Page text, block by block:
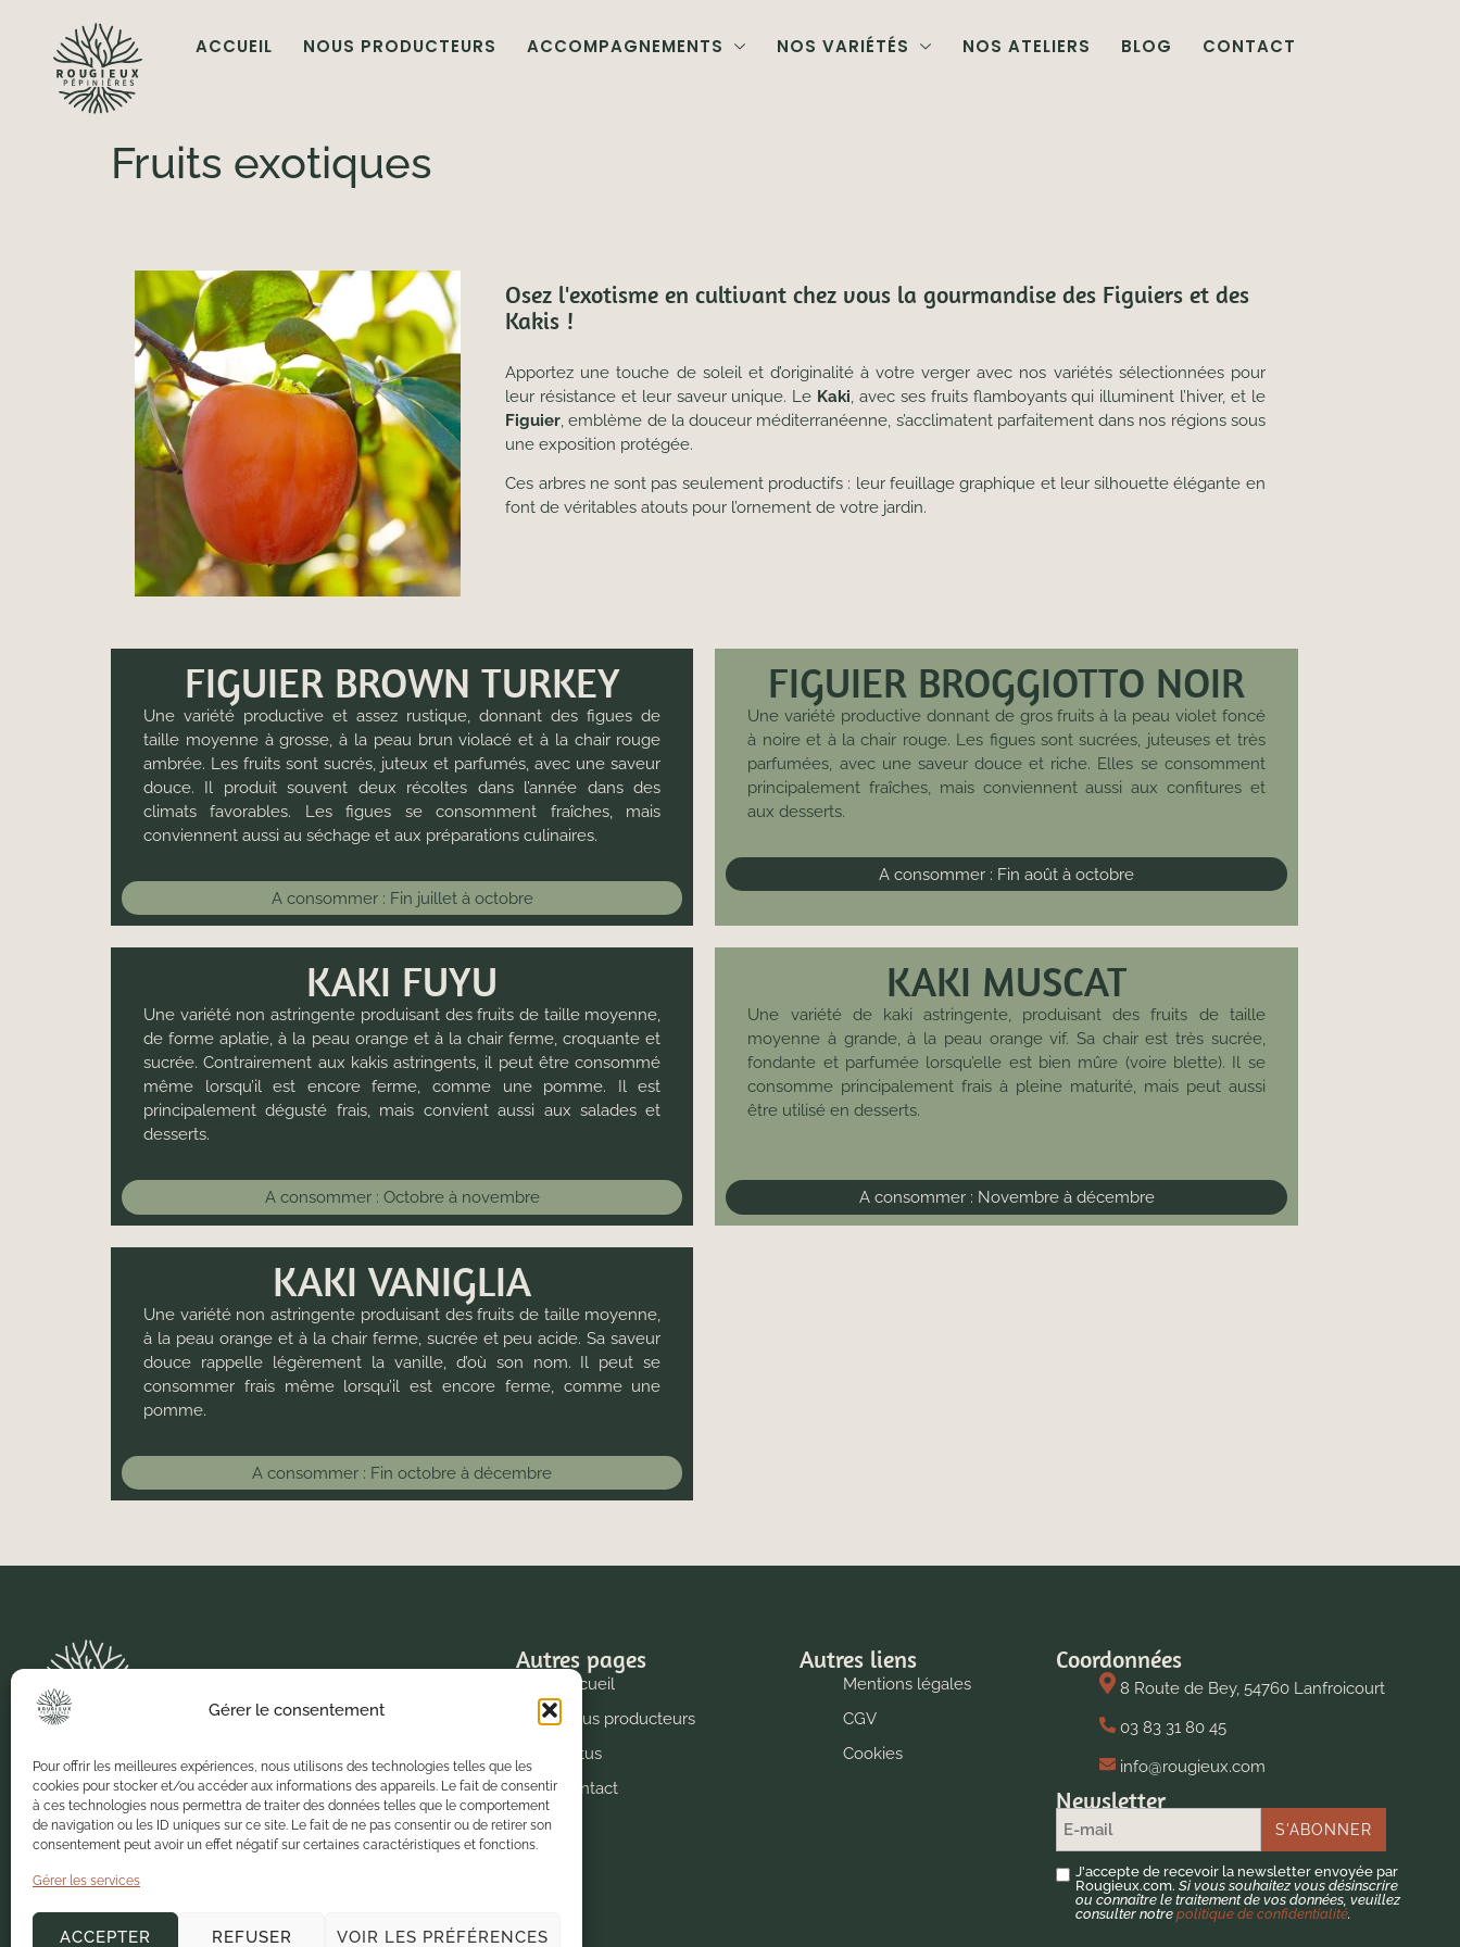
Gérer le consentement
Pour offrir les meilleures expériences, nous utilisons des technologies telles que les
cookies pour stocker et/ou accéder aux informations des appareils. Le fait de consentir
à ces technologies nous permettra de traiter des données telles que le comportement
de navigation ou les ID uniques sur ce site. Le fait de ne pas consentir ou de retirer son
consentement peut avoir un effet négatif sur certaines caractéristiques et fonctions.
Gérer les services
ACCEPTER REFUSER VOIR LES PRÉFÉRENCES
ACCUEIL NOUS PRODUCTEURS ACCOMPAGNEMENTS NOS VARIÉTÉS NOS ATELIERS BLOG CONTACT
Fruits exotiques
Osez l'exotisme en cultivant chez vous la gourmandise des Figuiers et des
Kakis !
Apportez une touche de soleil et d’originalité à votre verger avec nos variétés sélectionnées pour
leur résistance et leur saveur unique. Le Kaki, avec ses fruits flamboyants qui illuminent l’hiver, et le
Figuier, emblème de la douceur méditerranéenne, s’acclimatent parfaitement dans nos régions sous
une exposition protégée.
Ces arbres ne sont pas seulement productifs : leur feuillage graphique et leur silhouette élégante en
font de véritables atouts pour l’ornement de votre jardin.
FIGUIER BROWN TURKEY
Une variété productive et assez rustique, donnant des figues de
taille moyenne à grosse, à la peau brun violacé et à la chair rouge
ambrée. Les fruits sont sucrés, juteux et parfumés, avec une saveur
douce. Il produit souvent deux récoltes dans l’année dans des
climats favorables. Les figues se consomment fraîches, mais
conviennent aussi au séchage et aux préparations culinaires.
A consommer : Fin juillet à octobre
FIGUIER BROGGIOTTO NOIR
Une variété productive donnant de gros fruits à la peau violet foncé
à noire et à la chair rouge. Les figues sont sucrées, juteuses et très
parfumées, avec une saveur douce et riche. Elles se consomment
principalement fraîches, mais conviennent aussi aux confitures et
aux desserts.
A consommer : Fin août à octobre
KAKI FUYU
Une variété non astringente produisant des fruits de taille moyenne,
de forme aplatie, à la peau orange et à la chair ferme, croquante et
sucrée. Contrairement aux kakis astringents, il peut être consommé
même lorsqu’il est encore ferme, comme une pomme. Il est
principalement dégusté frais, mais convient aussi aux salades et
desserts.
A consommer : Octobre à novembre
KAKI MUSCAT
Une variété de kaki astringente, produisant des fruits de taille
moyenne à grande, à la peau orange vif. Sa chair est très sucrée,
fondante et parfumée lorsqu’elle est bien mûre (voire blette). Il se
consomme principalement frais à pleine maturité, mais peut aussi
être utilisé en desserts.
A consommer : Novembre à décembre
KAKI VANIGLIA
Une variété non astringente produisant des fruits de taille moyenne,
à la peau orange et à la chair ferme, sucrée et peu acide. Sa saveur
douce rappelle légèrement la vanille, d’où son nom. Il peut se
consommer frais même lorsqu’il est encore ferme, comme une
pomme.
A consommer : Fin octobre à décembre
vous offre un large choix d’arbres et arbustes
produits localement.
Nous cultivons la passion pour le végétal depuis
1973 pour vous proposer des produits de qualité
Autres pages
Accueil
Nous producteurs
Actus
Contact
Autres liens
Mentions légales
CGV
Cookies
Coordonnées
8 Route de Bey, 54760 Lanfroicourt
03 83 31 80 45
info@rougieux.com
Newsletter
J'accepte de recevoir la newsletter envoyée par
Rougieux.com.Si vous souhaitez vous désinscrire
ou connaître le traitement de vos données, veuillez
consulter notrepolitique de confidentialité.